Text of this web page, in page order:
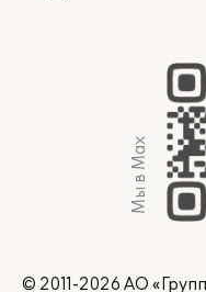
Мы в Max
© 2011-2026 АО